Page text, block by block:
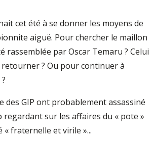
cet été à se donner les moyens de
aiguë. Pour chercher le maillon
rassemblée par Oscar Temaru ? Celui
? Ou pour continuer à
des GIP ont probablement assassiné
sur les affaires du « pote »
« fraternelle et virile »...